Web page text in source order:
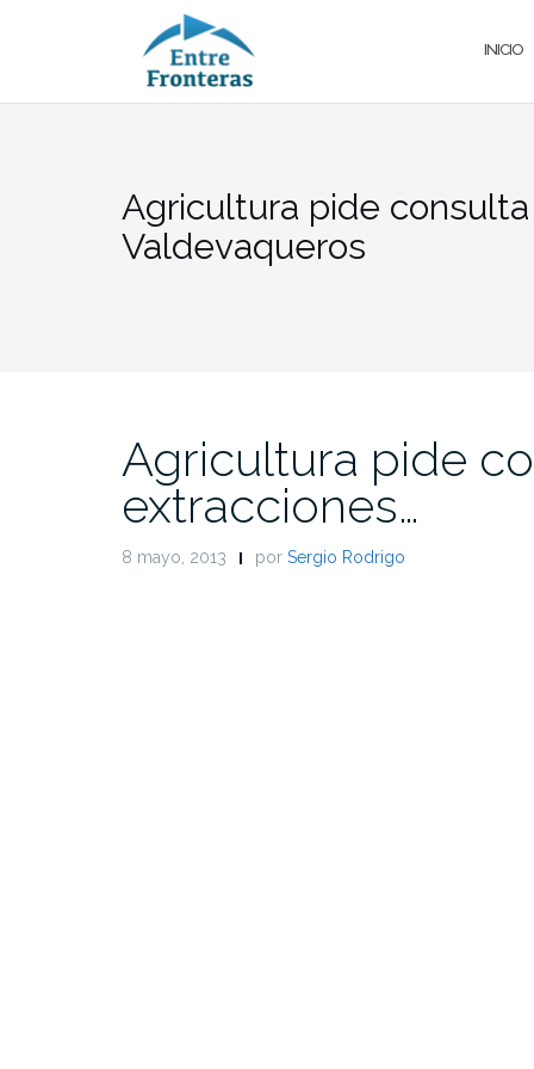
INICIO
Agricultura pide
Valdevaqueros
Agricultura pide
extracciones…
8 mayo, 2013 por Sergio Rodrigo